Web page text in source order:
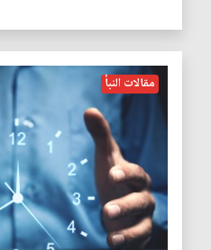
مقالات النبأ